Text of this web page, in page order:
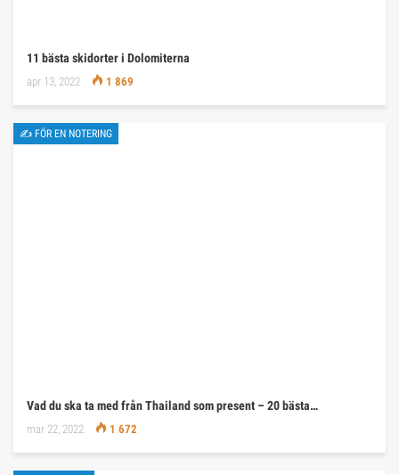
11 bästa skidorter i Dolomiterna
apr 13, 2022 1 869
✍ FÖR EN NOTERING
Vad du ska ta med från Thailand som present – 20 bästa…
mar 22, 2022 1 672